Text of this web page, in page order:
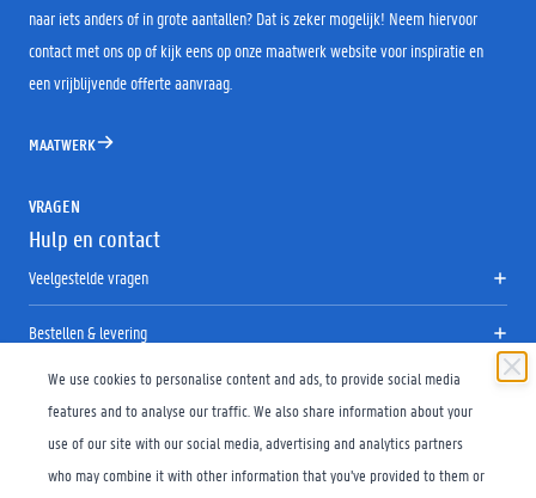
We use cookies to personalise content and ads, to provide social media
features and to analyse our traffic. We also share information about your
use of our site with our social media, advertising and analytics partners
who may combine it with other information that you’ve provided to them or
naar iets anders of in grote aantallen? Dat is zeker mogelijk! Neem hiervoor
contact met ons op of kijk eens op onze maatwerk website voor inspiratie en
een vrijblijvende offerte aanvraag.
MAATWERK
VRAGEN
Hulp en contact
Veelgestelde vragen
Bestellen & levering
Retourneren
Maattabel